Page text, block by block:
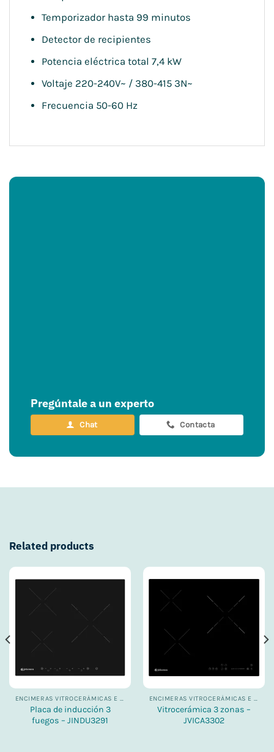
Temporizador hasta 99 minutos
Detector de recipientes
Potencia eléctrica total 7,4 kW
Voltaje 220-240V~ / 380-415 3N~
Frecuencia 50-60 Hz
Pregúntale a un experto
Chat Contacta
Related products
ENCIMERAS VITROCERÁMICAS E INDUCCIONES
Placa de inducción 3
fuegos – JINDU3291
ENCIMERAS VITROCERÁMICAS E INDUCCIONES
Vitrocerámica 3 zonas –
JVICA3302